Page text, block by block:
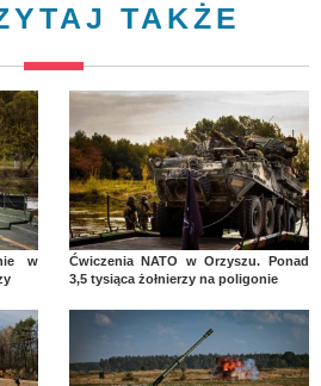
TAKŻE
w
Ćwiczenia NATO w Orzyszu. Ponad
3,5 tysiąca żołnierzy na poligonie